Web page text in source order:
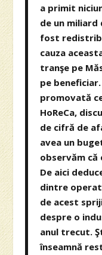
a primit
de un miliard
fost
cauza
tranşe pe
pe
promovată
HoReCa,
de cifră de
avea un
observăm
De aici
dintre
de acest
despre o
anul trecut.
înseamnă